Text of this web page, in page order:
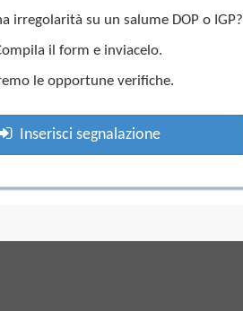
irregolarità su un salume DOP o IGP?
il form e inviacelo.
le opportune verifiche.
Inserisci segnalazione